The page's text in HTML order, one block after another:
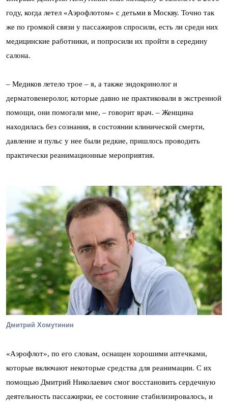
году, когда летел «Аэрофлотом» с детьми в Москву. Точно так
же по громкой связи у пассажиров спросили, есть ли среди них
медицинские работники, и попросили их пройти в середину
салона.
– Медиков летело трое – я, а также эндокринолог и
дерматовенеролог, которые давно не практиковали в экстренной
помощи, они помогали мне, – говорит врач. – Женщина
находилась без сознания, в состоянии клинической смерти,
давление и пульс у нее были редкие, пришлось проводить
практически реанимационные мероприятия.
Дмитрий Хомутинин
«Аэрофлот», по его словам, оснащен хорошими аптечками,
которые включают некоторые средства для реанимации. С их
помощью Дмитрий Николаевич смог восстановить сердечную
деятельность пассажирки, ее состояние стабилизировалось, и